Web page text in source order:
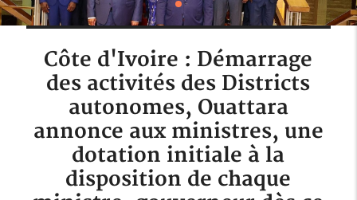
Côte d'Ivoire : Démarrage
des activités des Districts
autonomes, Ouattara
annonce aux ministres, une
dotation initiale à la
disposition de chaque